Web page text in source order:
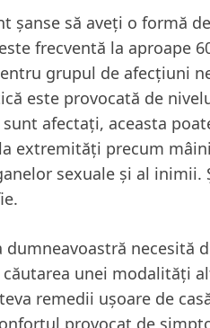
șanse să aveți o formă
frecventă la aproape
grupul de afecțiuni
este provocată de
afectați, aceasta
extremități precum
sexuale și al inimii.
dumneavoastră necesită
unei modalități
remedii ușoare de
provocat de